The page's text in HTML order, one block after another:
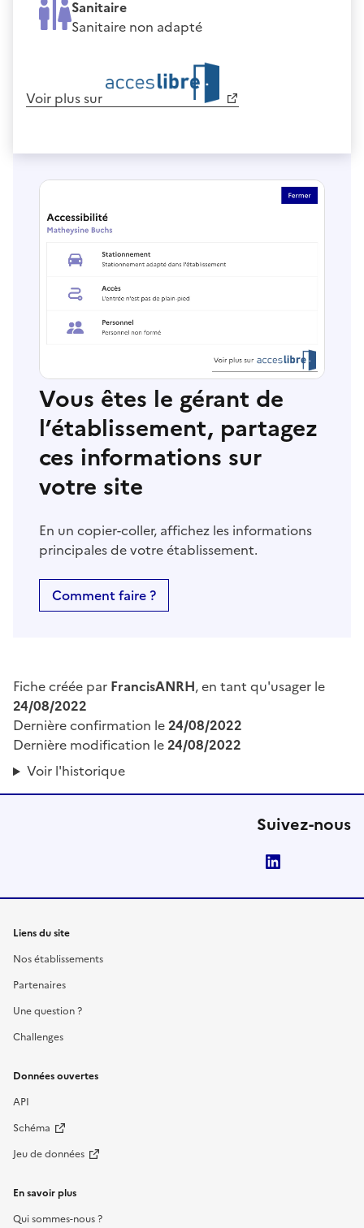
Sanitaire
Sanitaire non adapté
Voir plus sur
Vous êtes le gérant de
l’établissement, partagez
ces informations sur
votre site
En un copier-coller, affichez les informations
principales de votre établissement.
Comment faire ?
Fiche créée par FrancisANRH, en tant qu'usager le
24/08/2022
Dernière confirmation le24/08/2022
Dernière modification le24/08/2022
Voir l'historique
Suivez-nous
Liens du site
Nos établissements
Partenaires
Une question ?
Challenges
Données ouvertes
API
Schéma
Jeu de données
En savoir plus
Qui sommes-nous ?